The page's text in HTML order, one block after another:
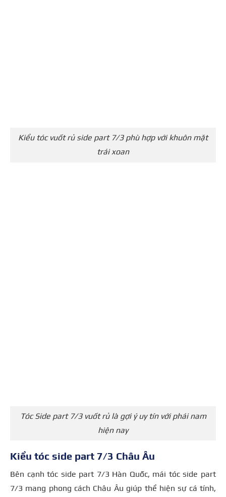
Kiểu tóc vuốt rủ side part 7/3 phù hợp với khuôn mặt
trái xoan
Tóc Side part 7/3 vuốt rủ là gợi ý uy tín với phái nam
hiện nay
Kiểu tóc side part 7/3 Châu Âu
Bên cạnh tóc side part 7/3 Hàn Quốc, mái tóc side part
7/3 mang phong cách Châu Âu giúp thể hiện sự cá tính,